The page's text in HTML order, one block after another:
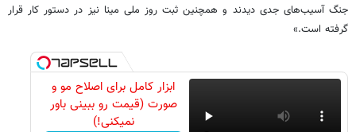
جنگ آسیب‌های جدی دیدند و همچنین ثبت روز ملی مینا نیز در دستور کار قرار
گرفته است.»
ابزار کامل برای اصلاح مو و
صورت (قیمت رو ببینی باور
نمیکنی!)